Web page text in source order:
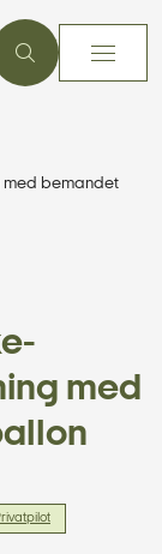
med bemandet
med